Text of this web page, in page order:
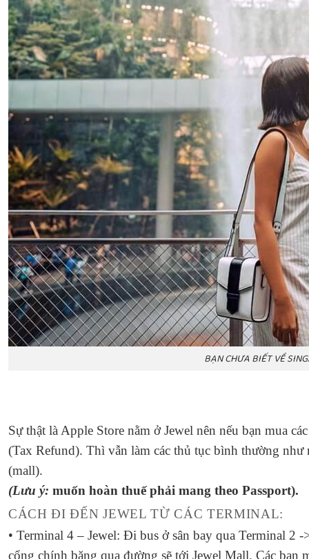
BẠN CHƯA BIẾT VỀ
Sự thật là Apple Store nằm ở Jewel nên nếu bạn mua
(Tax Refund). Thì vẫn làm các thủ tục bình thường như
(mall).
(Lưu ý: muốn hoàn thuế phải mang theo Passport).
CÁCH ĐI ĐẾN JEWEL TỪ CÁC TERMINAL:
• Terminal 4 – Jewel: Đi bus ở sân bay qua Terminal 2
cổng chính băng qua đường sẽ tới Jewel Mall. Các bạn